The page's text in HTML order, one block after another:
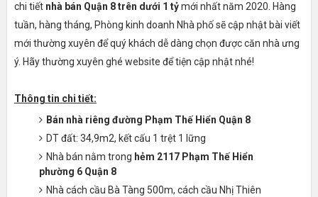
chi tiết nhà bán Quận 8 trên dưới 1 tỷmới nhất năm 2020. Hàng
tuần, hàng tháng, Phòng kinh doanh Nhà phố sẽ cập nhật bài viết
mới thường xuyên để quý khách dễ dàng chọn được căn nhà ưng
ý. Hãy thường xuyên ghé website để tiện cập nhật nhé!
Thông tin chi tiết:
Bán nhà riêng đường Phạm Thế Hiển Quận 8
DT đất: 34,9m2, kết cấu 1 trệt 1 lững
Nhà bán nằm trong hẻm 2117 Phạm Thế Hiển
phường 6 Quận 8
Nhà cách cầu Bà Tàng 500m, cách cầu Nhị Thiên